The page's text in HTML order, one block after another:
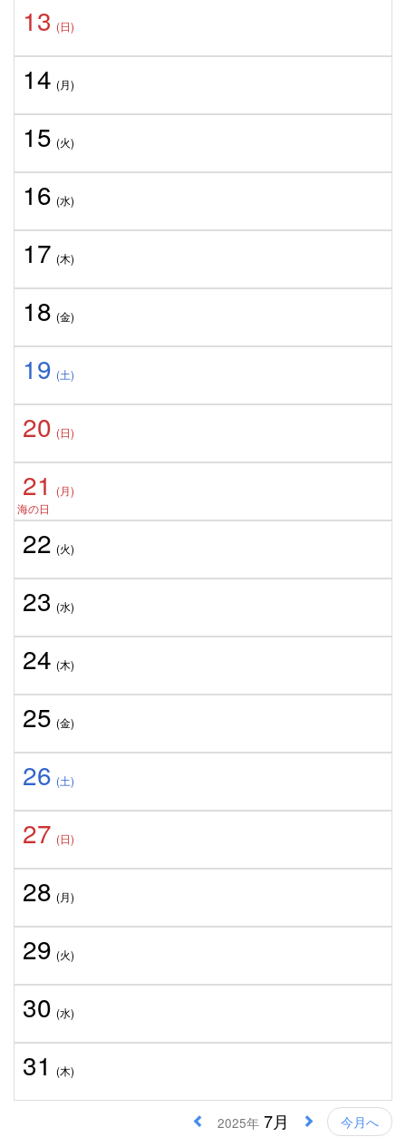
13 (日)
14 (月)
15 (火)
16 (水)
17 (木)
18 (金)
19 (土)
20 (日)
21
(月)
海の日
22 (火)
23 (水)
24 (木)
25 (金)
26 (土)
27 (日)
28 (月)
29 (火)
30 (水)
31 (木)
2025年 7月 今月へ